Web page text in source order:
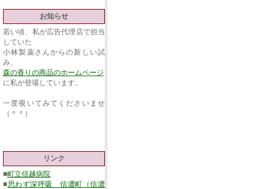
お知らせ
若い頃、私が広告代理店で担当
していた
小林製薬さんからの新しい試
み、
森の香りの商品のホームページ
に私が登場しています。
一度覗いてみてくださいませ
（＾＾）
リンク
■町立信越病院
■思わず深呼吸 信濃町（信濃